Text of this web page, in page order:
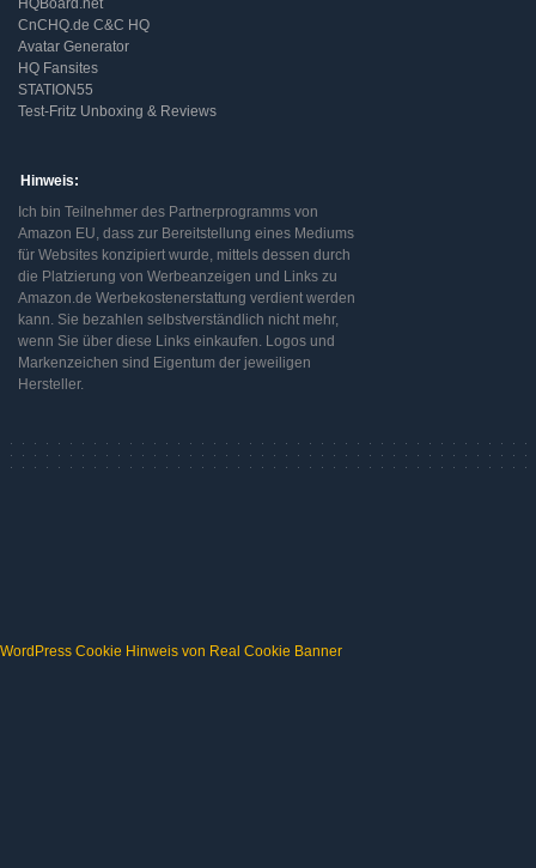
CnCHQ.de C&C HQ
Avatar Generator
HQ Fansites
STATION55
Test-Fritz Unboxing & Reviews
Hinweis:
Ich bin Teilnehmer des Partnerprogramms von
Amazon EU, dass zur Bereitstellung eines Mediums
für Websites konzipiert wurde, mittels dessen durch
die Platzierung von Werbeanzeigen und Links zu
Amazon.de Werbekostenerstattung verdient werden
kann. Sie bezahlen selbstverständlich nicht mehr,
wenn Sie über diese Links einkaufen. Logos und
Markenzeichen sind Eigentum der jeweiligen
Hersteller.
WordPress Cookie Hinweis von Real Cookie Banner